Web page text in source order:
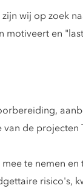
wij op zoek
en
de projecten
te nemen en
risico's,